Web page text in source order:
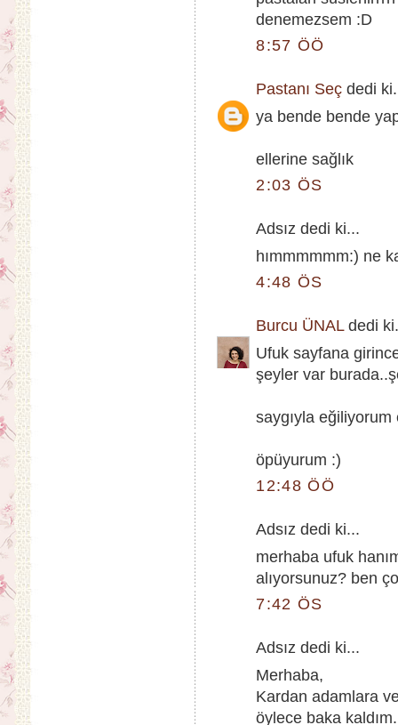
denemezsem :D
8:57 ÖÖ
Pastanı Seç dedi
ya bende bende
ellerine sağlık
2:03 ÖS
Adsız dedi ki...
hımmmmmm:) ne
4:48 ÖS
Burcu ÜNALdedi
Ufuk sayfana
şeyler var
saygıyla
öpüyurum :)
12:48 ÖÖ
Adsız dedi ki...
merhaba ufuk
alıyorsunuz? ben
7:42 ÖS
Adsız dedi ki...
Merhaba,
Kardan adamlara
öylece baka